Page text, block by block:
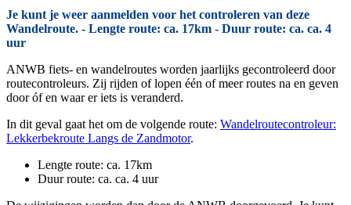
Je kunt je weer aanmelden voor het controleren van deze
Wandelroute. - Lengte route: ca. 17km - Duur route: ca. ca. 4
uur
ANWB fiets- en wandelroutes worden jaarlijks gecontroleerd door
routecontroleurs. Zij rijden of lopen één of meer routes na en geven
door óf en waar er iets is veranderd.
In dit geval gaat het om de volgende route: Wandelroutecontroleur:
Lekkerbekroute Langs de Zandmotor.
Lengte route: ca. 17km
Duur route: ca. ca. 4 uur